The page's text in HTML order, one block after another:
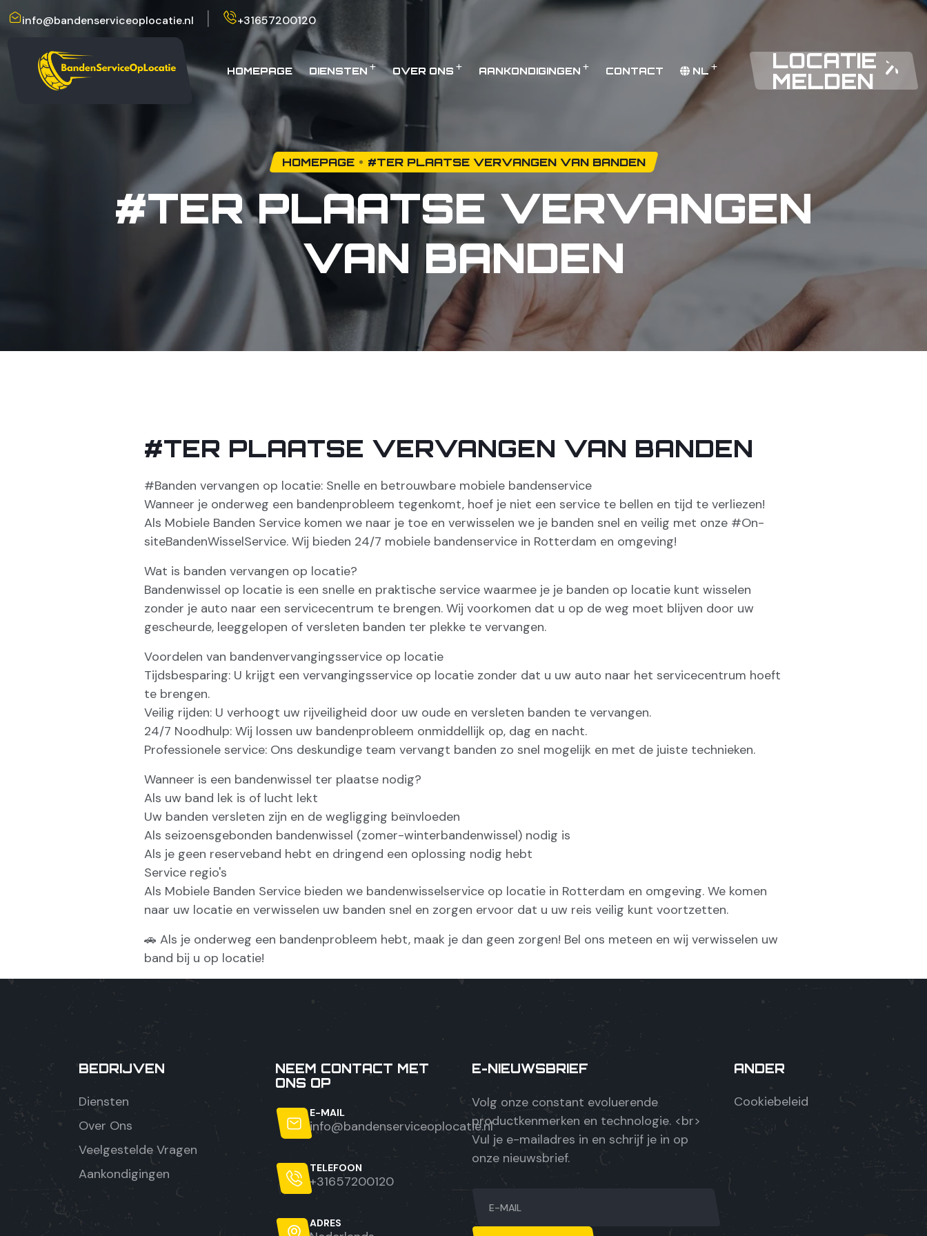
info@bandenserviceoplocatie.nl +31657200120
HOMEPAGE DIENSTEN OVER ONS AANKONDIGINGEN CONTACT NL
LOCATIE
MELDEN
HOMEPAGE #TER PLAATSE VERVANGEN VAN BANDEN
#TER PLAATSE VERVANGEN
VAN BANDEN
#TER PLAATSE VERVANGEN VAN BANDEN
#Banden vervangen op locatie: Snelle en betrouwbare mobiele bandenservice
Wanneer je onderweg een bandenprobleem tegenkomt, hoef je niet een service te bellen en tijd te verliezen!
Als Mobiele Banden Service komen we naar je toe en verwisselen we je banden snel en veilig met onze #On-
siteBandenWisselService. Wij bieden 24/7 mobiele bandenservice in Rotterdam en omgeving!
Wat is banden vervangen op locatie?
Bandenwissel op locatie is een snelle en praktische service waarmee je je banden op locatie kunt wisselen
zonder je auto naar een servicecentrum te brengen. Wij voorkomen dat u op de weg moet blijven door uw
gescheurde, leeggelopen of versleten banden ter plekke te vervangen.
Voordelen van bandenvervangingsservice op locatie
Tijdsbesparing: U krijgt een vervangingsservice op locatie zonder dat u uw auto naar het servicecentrum hoeft
te brengen.
Veilig rijden: U verhoogt uw rijveiligheid door uw oude en versleten banden te vervangen.
24/7 Noodhulp: Wij lossen uw bandenprobleem onmiddellijk op, dag en nacht.
Professionele service: Ons deskundige team vervangt banden zo snel mogelijk en met de juiste technieken.
Wanneer is een bandenwissel ter plaatse nodig?
Als uw band lek is of lucht lekt
Uw banden versleten zijn en de wegligging beïnvloeden
Als seizoensgebonden bandenwissel (zomer-winterbandenwissel) nodig is
Als je geen reserveband hebt en dringend een oplossing nodig hebt
Service regio's
Als Mobiele Banden Service bieden we bandenwisselservice op locatie in Rotterdam en omgeving. We komen
naar uw locatie en verwisselen uw banden snel en zorgen ervoor dat u uw reis veilig kunt voortzetten.
🚗 Als je onderweg een bandenprobleem hebt, maak je dan geen zorgen! Bel ons meteen en wij verwisselen uw
band bij u op locatie!
BEDRIJVEN
Diensten
Over Ons
Veelgestelde Vragen
Aankondigingen
NEEM CONTACT MET
ONS OP
E-MAIL
info@bandenserviceoplocatie.nl
TELEFOON
+31657200120
ADRES
E-NIEUWSBRIEF
Volg onze constant evoluerende
productkenmerken en technologie. <br>
Vul je e-mailadres in en schrijf je in op
onze nieuwsbrief.
ANDER
Cookiebeleid